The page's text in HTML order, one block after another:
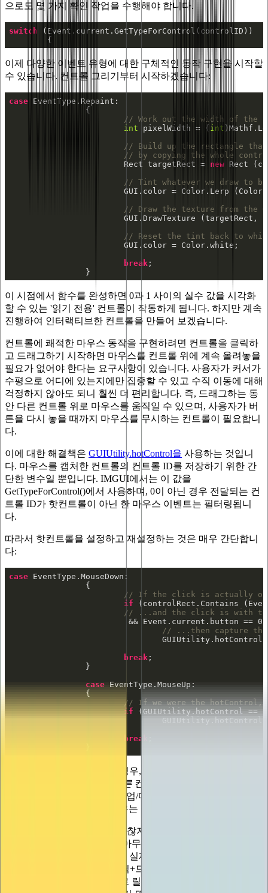
으로도 몇 가지 확인 작업을 수행해야 합니다.
switch
	{
이제 다양한 이벤트 유형에 대한 구체적인 동작 구현을 시작할
수 있습니다. 컨트롤 그리기부터 시작하겠습니다:
case
// Work out the width of the
int pixelWidth = ( int
// Build up the rectangle
// by copying the whole
			Rect targetRect =
new
// Tint whatever we draw to
GUI.color = Color.Lerp
// Draw the texture from the
// Reset the tint back to
break
		}
이 시점에서 함수를 완성하면 0과 1 사이의 실수 값을 시각화
할 수 있는 '읽기 전용' 컨트롤이 작동하게 됩니다. 하지만 계속
진행하여 인터랙티브한 컨트롤을 만들어 보겠습니다.
컨트롤에 쾌적한 마우스 동작을 구현하려면 컨트롤을 클릭하
고 드래그하기 시작하면 마우스를 컨트롤 위에 계속 올려놓을
필요가 없어야 한다는 요구사항이 있습니다. 사용자가 커서가
수평으로 어디에 있는지에만 집중할 수 있고 수직 이동에 대해
걱정하지 않아도 되니 훨씬 더 편리합니다. 즉, 드래그하는 동
안 다른 컨트롤 위로 마우스를 움직일 수 있으며, 사용자가 버
튼을 다시 놓을 때까지 마우스를 무시하는 컨트롤이 필요합니
다.
이에 대한 해결책은 GUIUtility.hotControl을 사용하는 것입니
다. 마우스를 캡처한 컨트롤의 컨트롤 ID를 저장하기 위한 간
단한 변수일 뿐입니다. IMGUI에서는 이 값을
GetTypeForControl()에서 사용하며, 0이 아닌 경우 전달되는 컨
트롤 ID가 핫컨트롤이 아닌 한 마우스 이벤트는 필터링됩니
다.
따라서 핫컨트롤을 설정하고 재설정하는 것은 매우 간단합니
다:
case
// If the click is actually
if
// ...and the click is with
			 && Event.current.button ==
0
// ...then capture the
break
case
// If we were the hotControl,
if
break
컨트롤이 핫 컨트롤인 경우, 즉 GUIUtility.hotControl이 0
다른 컨트롤인 경우,
GetTypeForControl()이 마우스업/마우스다운 이벤트 대신 '무
시'를 반환하므로 이러한 경우는 실행되지 않습니다.
핫컨트롤을 설정하는 것은 괜찮지만, 마우스가 내려간 상태에
서 값을 변경하는 것은 아직 아무것도 하지 않았습니다. 이를
수행하는 가장 간단한 방법은 실제로 스위치를 닫은 다음 핫컨
트롤에 있는 동안(따라서 클릭+드래그 중이지만 위의 경우 핫
컨트롤을 0으로 만들었으므로 릴리즈는 아니지만) 발생하는